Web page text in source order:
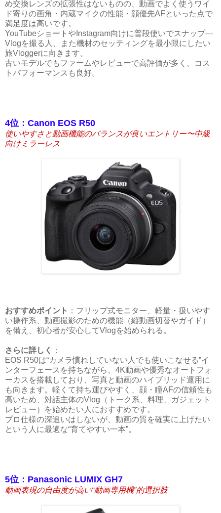
め交換レンズの拡張性はないものの、動画でよく使うワイ
ド寄りの画角・内蔵マイクの性能・顔優先AFといった点で
満足度は高いです。
YouTubeショートやInstagram向けに普段使いでスナップ—
Vlogを撮る人、また機材のセッティングを最小限にしたい
旅Vloggerに向きます。
古いモデルでもファームやレビューで高評価が多く、コス
トパフォーマンスも良好。
4位：Canon EOS R50
使いやすさと動画機能のバランスが良いエントリー〜中級
向けミラーレス
おすすめポイント ：フリップ式モニター、軽量・扱いやす
い操作系、動画撮影のための機能（縦動画切替やガイド）
を備え、初心者が安心してVlogを始められる。
さらに詳しく
：
EOS R50は“カメラ慣れしていない人でも使いこなせる”イ
ンターフェースを持ちながら、4K動画や優秀なオートフォ
ーカスを搭載しており、写真と動画のハイブリッド運用に
も向きます。軽くて持ち運びやすく、顔・瞳AFの信頼性も
高いため、対話主体のVlog（トーク系、料理、ガジェット
レビュー）を始めたい人におすすめです。
プロ仕様の深追いはしないが、動画の質を確実に上げたい
という人に最適な“育てやすい一本”。
5位：Panasonic LUMIX GH7
動画表現の自由度が高い“動画専用機”的選択肢